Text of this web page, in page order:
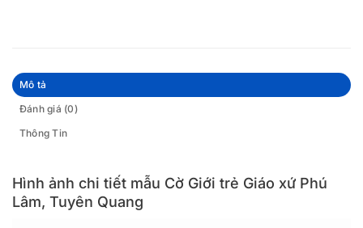
Mô tả
Đánh giá (0)
Thông Tin
Hình ảnh chi tiết mẫu Cờ Giới trẻ Giáo xứ Phú
Lâm, Tuyên Quang